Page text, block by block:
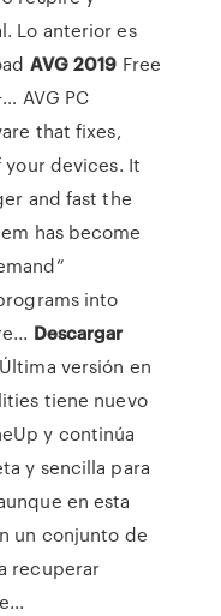
Lo anterior es
AVG2019 Free
AVG PC
that fixes,
your devices. It
and fast the
has become
into
Descargar
versión en
tiene nuevo
y continúa
y sencilla para
en esta
un conjunto de
recuperar